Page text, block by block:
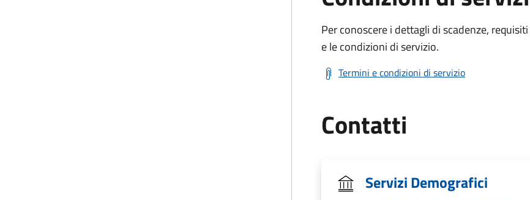
Per conoscere i dettagli di scadenze,
e le condizioni di servizio.
Termini e condizioni di servizio
Contatti
Servizi Demografici